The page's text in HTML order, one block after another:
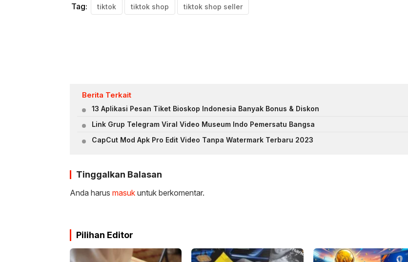
Tag: tiktok tiktok shop tiktok shop seller
Berita Terkait
13 Aplikasi Pesan Tiket Bioskop Indonesia Banyak Bonus & Diskon
Link Grup Telegram Viral Video Museum Indo Pemersatu Bangsa
CapCut Mod Apk Pro Edit Video Tanpa Watermark Terbaru 2023
Tinggalkan Balasan
Anda harus masuk untuk berkomentar.
Pilihan Editor